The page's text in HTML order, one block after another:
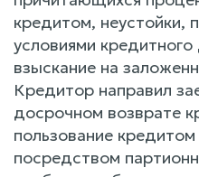
кредитом, неустойки,
условиями
взыскание на
Кредитор направил
досрочном возврате
пользование
посредством